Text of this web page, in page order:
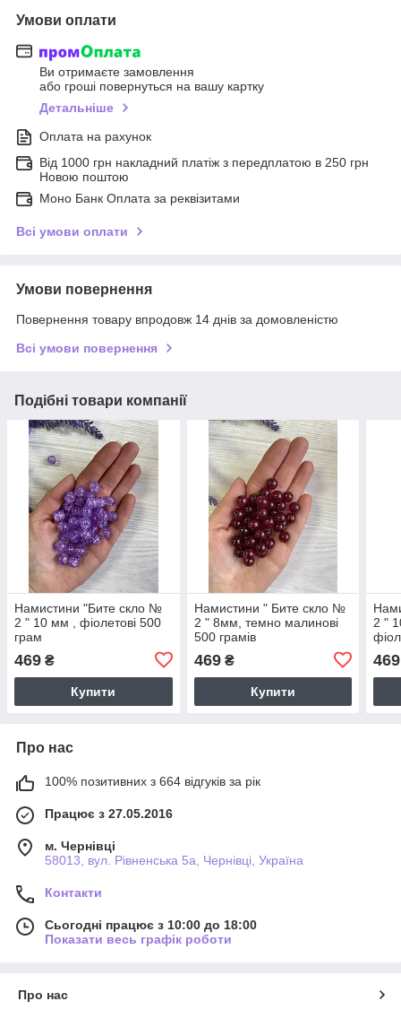
Умови оплати
Ви отримаєте замовлення
або гроші повернуться на вашу картку
Детальніше
Оплата на рахунок
Від 1000 грн накладний платіж з передплатою в 250 грн
Новою поштою
Моно Банк Оплата за реквізитами
Всі умови оплати
Умови повернення
Повернення товару впродовж 14 днів за домовленістю
Всі умови повернення
Подібні товари компанії
Намистини "Бите скло №
2 " 10 мм , фіолетові 500
грам
469 ₴
Купити
Намистини " Бите скло №
2 " 8мм, темно малинові
500 грамів
469₴
Купити
2 "
469
Про нас
100% позитивних з 664 відгуків за рік
Працює з 27.05.2016
м. Чернівці
58013, вул. Рівненська 5а, Чернівці, Україна
Контакти
Сьогодні працює з 10:00 до 18:00
Показати весь графік роботи
Про нас